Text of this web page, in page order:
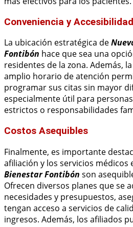
Conveniencia y Accesibilidad
La ubicación estratégica de
Fontibón hace que sea una
residentes de la zona. Además,
amplio horario de atención
programar sus citas sin mayor
especialmente útil para
estrictos o responsabilidades
Costos Asequibles
Finalmente, es importante
afiliación y los servicios médicos
Bienestar Fontibón son
Ofrecen diversos planes que se
necesidades y presupuestos,
tengan acceso a servicios de
ingresos. Además, los afiliados